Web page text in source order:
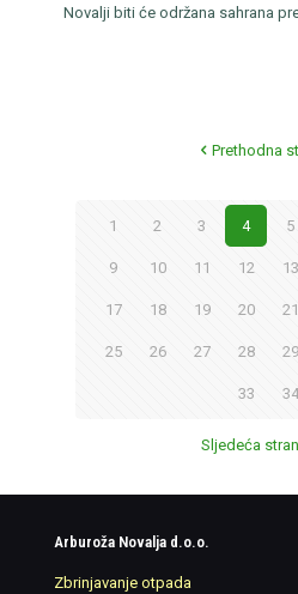
Novalji biti će održana sahrana
Prethodna
1 2 3 4 5
9 10 11 12 13
17 18 19 20 21
25 26 27 28 29
33 34
Sljedeća
Arburoža Novalja d.o.o.
Zbrinjavanje otpada